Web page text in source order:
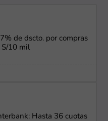
de dscto. por compras
S/10 mil
Hasta 36 cuotas